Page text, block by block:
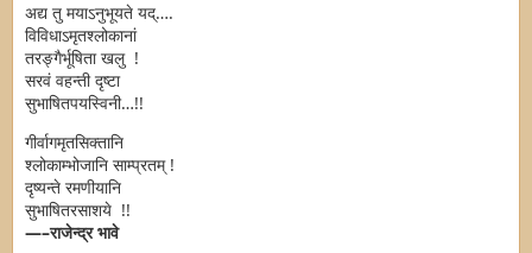
अद्य तु मयाऽनुभूयते यद्….
विविधाऽमृतश्लोकानां
तरङ्गैर्भूषिता खलु !
सरवं वहन्ती दृष्टा
सुभाषितपयस्विनी…!!
गीर्वागमृतसिक्तानि
श्लोकाम्भोजानि साम्प्रतम् !
दृष्यन्ते रमणीयानि
सुभाषितरसाशये !!
—–राजेन्द्र भावे